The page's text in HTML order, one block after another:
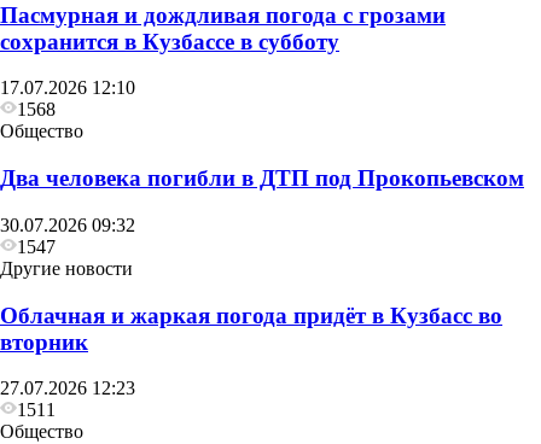
Пасмурная и дождливая погода с грозами
сохранится в Кузбассе в субботу
17.07.2026 12:10
1568
Общество
Два человека погибли в ДТП под Прокопьевском
30.07.2026 09:32
1547
Другие новости
Облачная и жаркая погода придёт в Кузбасс во
вторник
27.07.2026 12:23
1511
Общество